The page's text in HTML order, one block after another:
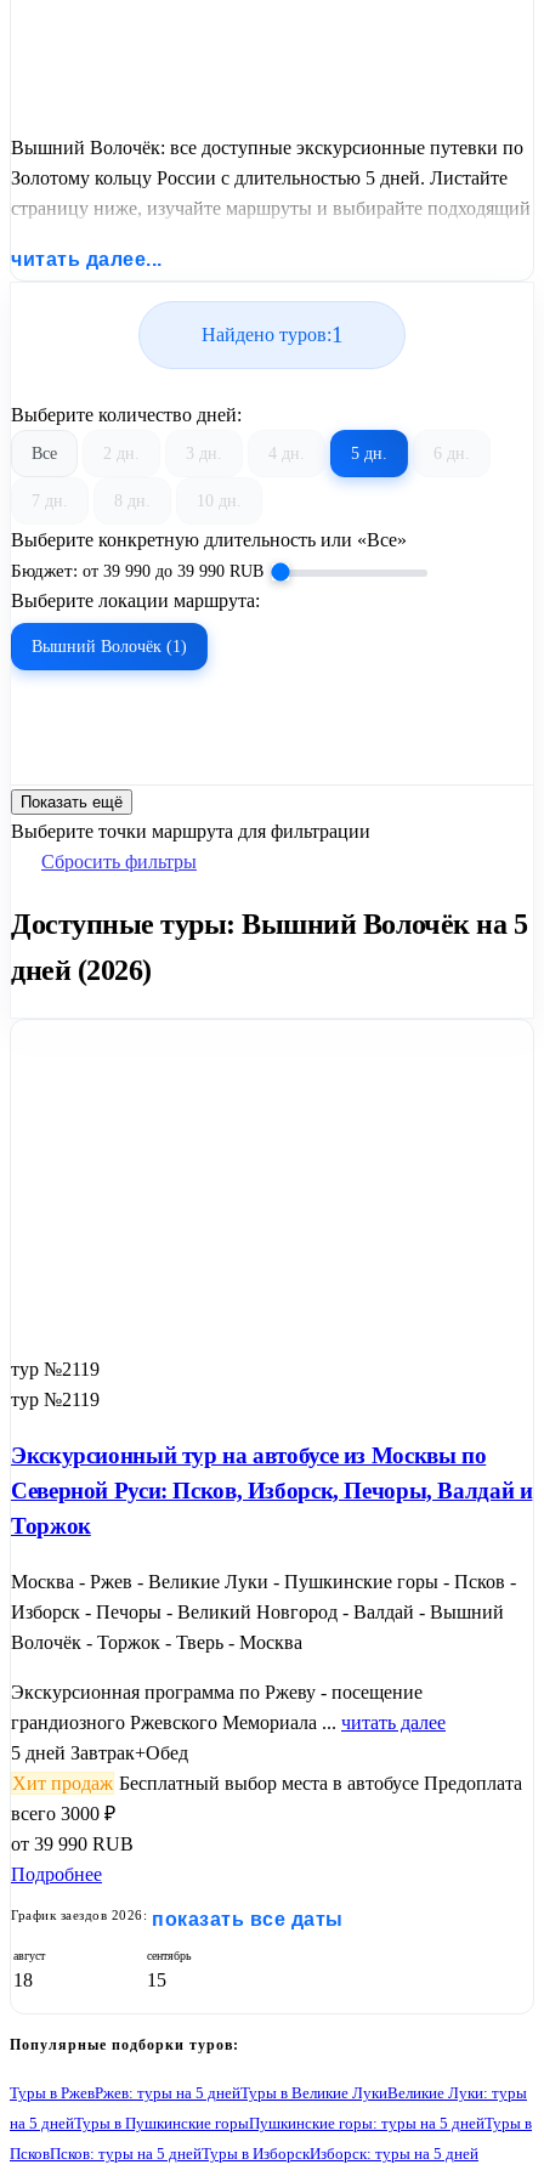
Вышний Волочёк: все доступные экскурсионные путевки по
Золотому кольцу России с длительностью 5 дней. Листайте
страницу ниже, изучайте маршруты и выбирайте подходящий
от United Travel Systems.
читать далее...
Найдено туров:1
Выберите количество дней:
Все 2 дн. 3 дн. 4 дн. 5 дн. 6 дн.
7 дн. 8 дн. 10 дн.
Выберите конкретную длительность или «Все»
Бюджет: от 39 990 до 39 990 RUB
Выберите локации маршрута:
Вышний Волочёк (1)
Показать ещё
Выберите точки маршрута для фильтрации
Сбросить фильтры
Доступные туры: Вышний Волочёк на 5
дней (2026)
тур №2119
тур №2119
Экскурсионный тур на автобусе из Москвы по
Северной Руси: Псков, Изборск, Печоры, Валдай и
Торжок
Москва - Ржев - Великие Луки - Пушкинские горы - Псков -
Изборск - Печоры - Великий Новгород - Валдай - Вышний
Волочёк - Торжок - Тверь - Москва
Экскурсионная программа по Ржеву - посещение
грандиозного Ржевского Мемориала ... читать далее
5 дней Завтрак+Обед
Хит продаж Бесплатный выбор места в автобусе Предоплата
всего 3000 ₽
от 39 990 RUB
Подробнее
График заездов 2026: показать все даты
август
18
сентябрь
15
Популярные подборки туров:
Туры в РжевРжев: туры на 5 днейТуры в Великие ЛукиВеликие Луки: туры
на 5 днейТуры в Пушкинские горыПушкинские горы: туры на 5 днейТуры в
ПсковПсков: туры на 5 днейТуры в ИзборскИзборск: туры на 5 дней